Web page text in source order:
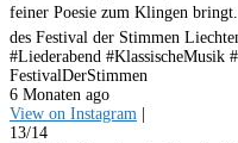
feiner Poesie zum Klingen
des Festival der Stimmen
#Liederabend #KlassischeMusik
FestivalDerStimmen
6 Monaten ago
View on Instagram
13/14